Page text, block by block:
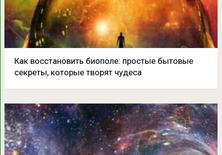
Как восстановить биополе: простые бытовые
секреты, которые творят чудеса